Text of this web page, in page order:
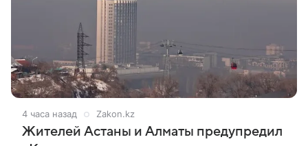
4 часа назад Zakon.kz
Жителей Астаны и Алматы предупредил